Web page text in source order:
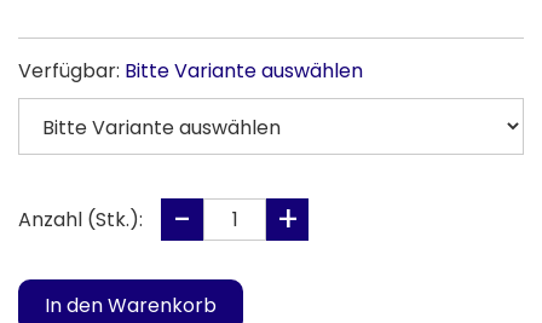
Verfügbar: Bitte Variante auswählen
Anzahl (Stk.):